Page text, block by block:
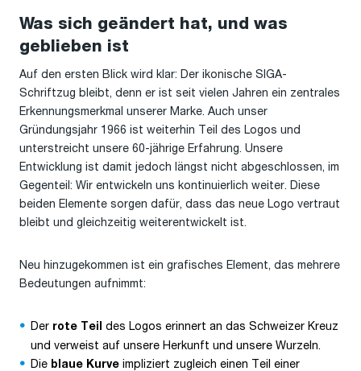
Was sich geändert hat, und was
geblieben ist
Auf den ersten Blick wird klar: Der ikonische SIGA-
Schriftzug bleibt, denn er ist seit vielen Jahren ein zentrales
Erkennungsmerkmal unserer Marke. Auch unser
Gründungsjahr 1966 ist weiterhin Teil des Logos und
unterstreicht unsere 60-jährige Erfahrung. Unsere
Entwicklung ist damit jedoch längst nicht abgeschlossen, im
Gegenteil: Wir entwickeln uns kontinuierlich weiter. Diese
beiden Elemente sorgen dafür, dass das neue Logo vertraut
bleibt und gleichzeitig weiterentwickelt ist.
Neu hinzugekommen ist ein grafisches Element, das mehrere
Bedeutungen aufnimmt:
Der rote Teil
des Logos erinnert an das Schweizer Kreuz
und verweist auf unsere Herkunft und unsere Wurzeln.
Die blaue Kurve impliziert zugleich einen Teil einer